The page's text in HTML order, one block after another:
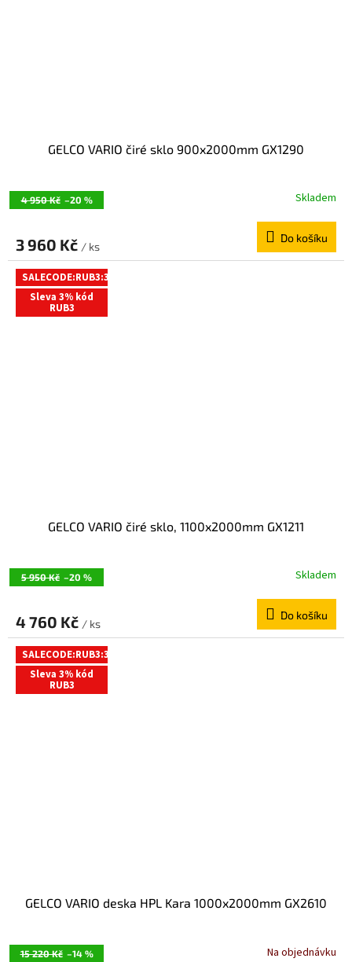
4 950 Kč –20 %
GELCO VARIO čiré sklo 900x2000mm GX1290
Skladem
3 960 Kč / ks
Do košíku
SALECODE:RUB3:3:%
Sleva 3% kód
RUB3
5 950 Kč –20 %
GELCO VARIO čiré sklo, 1100x2000mm GX1211
Skladem
4 760 Kč / ks
Do košíku
SALECODE:RUB3:3:%
Sleva 3% kód
RUB3
15 220 Kč –14 %
GELCO VARIO deska HPL Kara 1000x2000mm GX2610
Na objednávku